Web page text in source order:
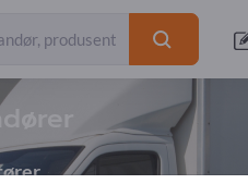
eksportører
29